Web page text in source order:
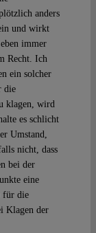
anders
und wirkt
immer
Recht. Ich
ein solcher
die
klagen, wird
es schlicht
Umstand,
nicht, dass
bei der
eine
für die
Klagen der